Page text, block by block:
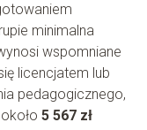
minimalna
wspomniane
licencjatem lub
pedagogicznego,
5 567 zł